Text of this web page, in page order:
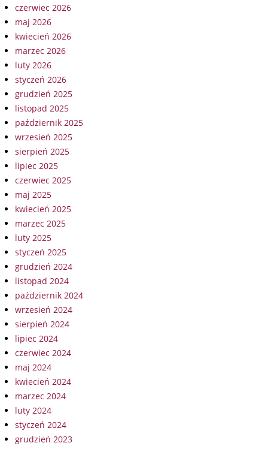
czerwiec 2026
maj 2026
kwiecień 2026
marzec 2026
luty 2026
styczeń 2026
grudzień 2025
listopad 2025
październik 2025
wrzesień 2025
sierpień 2025
lipiec 2025
czerwiec 2025
maj 2025
kwiecień 2025
marzec 2025
luty 2025
styczeń 2025
grudzień 2024
listopad 2024
październik 2024
wrzesień 2024
sierpień 2024
lipiec 2024
czerwiec 2024
maj 2024
kwiecień 2024
marzec 2024
luty 2024
styczeń 2024
grudzień 2023